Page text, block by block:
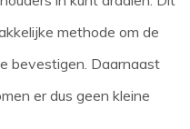
methode om de
bevestigen. Daarnaast
er dus geen kleine